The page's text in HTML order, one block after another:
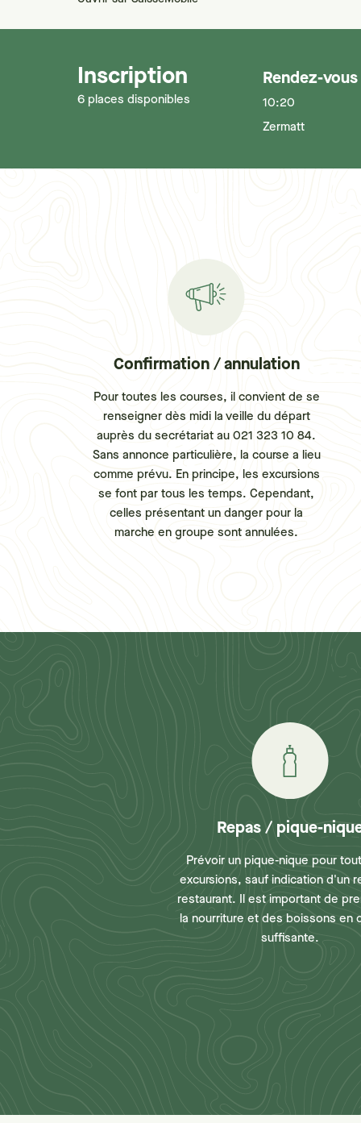
Inscription
6 places disponibles
Rendez-vous
10:20
Zermatt
Confirmation / annulation
Pour toutes les courses, il convient de se
renseigner dès midi la veille du départ
auprès du secrétariat au 021 323 10 84.
Sans annonce particulière, la course a lieu
comme prévu. En principe, les excursions
se font par tous les temps. Cependant,
celles présentant un danger pour la
marche en groupe sont annulées.
Repas / pique-
Prévoir un pique-nique pour
excursions, sauf indication d'un
restaurant. Il est important de
la nourriture et des boissons en
suffisante.